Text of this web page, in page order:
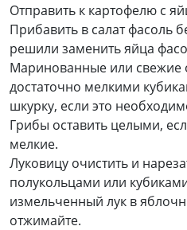
Отправить к картофелю с
Прибавить в салат фасоль
решили заменить яйца
Маринованные или свежие
достаточно мелкими
шкурку, если это
Грибы оставить целыми,
мелкие.
Луковицу очистить и
полукольцами или
измельченный лук в
отжимайте.